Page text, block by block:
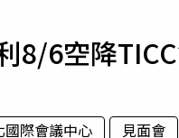
運
梅酒
8/6空降
國際會議中心 見面會